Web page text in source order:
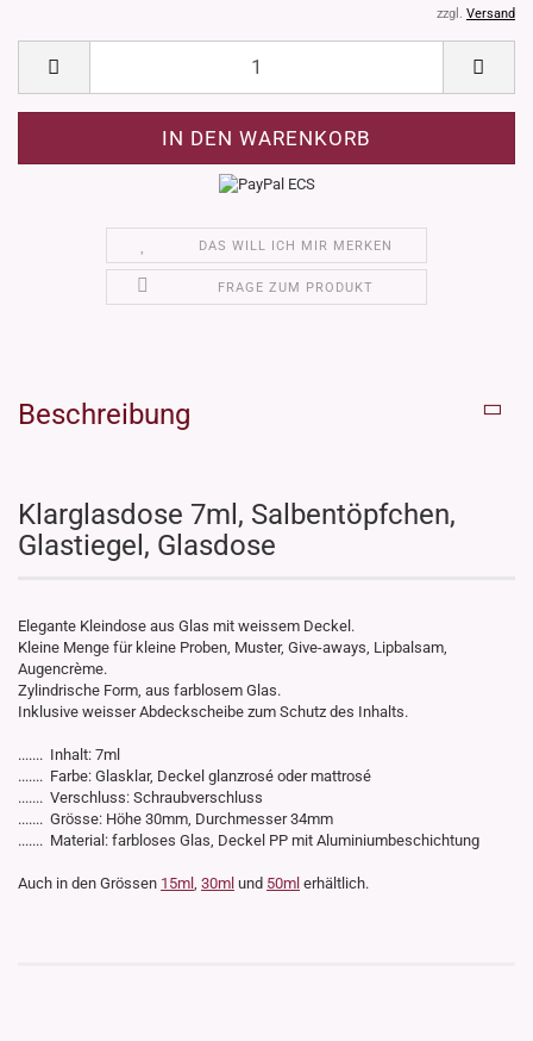
zzgl. Versand
DAS WILL ICH MIR MERKEN
FRAGE ZUM PRODUKT
Beschreibung
Klarglasdose 7ml, Salbentöpfchen,
Glastiegel, Glasdose
Elegante Kleindose aus Glas mit weissem Deckel.
Kleine Menge für kleine Proben, Muster, Give-aways, Lipbalsam,
Augencrème.
Zylindrische Form, aus farblosem Glas.
Inklusive weisser Abdeckscheibe zum Schutz des Inhalts.
....... Inhalt: 7ml
....... Farbe: Glasklar, Deckel glanzrosé oder mattrosé
....... Verschluss: Schraubverschluss
....... Grösse: Höhe 30mm, Durchmesser 34mm
....... Material: farbloses Glas, Deckel PP mit Aluminiumbeschichtung
Auch in den Grössen 15ml , 30ml und 50ml erhältlich.